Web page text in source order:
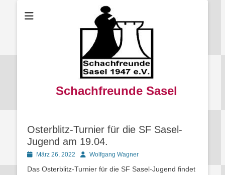
Schachfreunde Sasel
Osterblitz-Turnier für die SF Sasel-
Jugend am 19.04.
PostedMärz 26, 2022 AutorWolfgang Wagner
Das Osterblitz-Turnier für die SF Sasel-Jugend findet